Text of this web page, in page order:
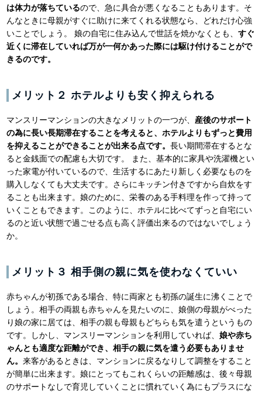
は体力が落ちているので、急に具合が悪くなることもあります。そ
んなときに母親がすぐに助けに来てくれる状態なら、どれだけ心強
いことでしょう。 娘の自宅に住み込んで世話を焼かなくとも、すぐ
近くに滞在していれば万が一何かあった際には駆け付けることがで
きるのです。
メリット２ ホテルよりも安く抑えられる
マンスリーマンションの大きなメリットの一つが、 産後のサポート
の為に長い長期滞在することを考えると、ホテルよりもずっと費用
を抑えることができることが出来る点です。長い期間滞在するとな
ると金銭面での配慮も大切です。 また、基本的に家具や洗濯機とい
った家電が付いているので、生活するにあたり新しく必要なものを
購入しなくても大丈夫です。さらにキッチン付きですから自炊をす
ることも出来ます。娘のために、栄養のある手料理を作って持って
いくこともできます。このように、ホテルに比べてずっと自宅にい
るのと近い状態で過ごせる点も高く評価出来るのではないでしょう
か。
メリット３ 相手側の親に気を使わなくていい
赤ちゃんが初孫である場合、特に両家とも初孫の誕生に沸くことで
しょう。相手の両親も赤ちゃんを見たいのに、娘側の母親がべった
り娘の家に居ては、相手の親も母親もどちらも気を遣うというもの
です。しかし、マンスリーマンションを利用していれば、娘や赤ち
ゃんとも適度な距離ができ、相手の親に気を遣う必要もありませ
ん。来客があるときは、マンションに戻るなりして調整をすること
が簡単に出来ます。娘にとってもこれくらいの距離感は、後々母親
のサポートなしで育児していくことに慣れていく為にもプラスにな